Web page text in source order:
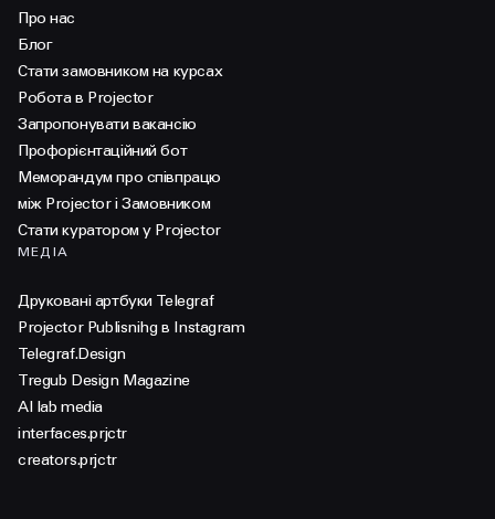
Про нас
Блог
Стати замовником на курсах
Робота в Projector
Запропонувати вакансію
Профорієнтаційний бот
Меморандум про співпрацю
між Projector і Замовником
Стати куратором у Projector
МЕДІА
Друковані артбуки Telegraf
Projector Publisnihg в Instagram
Telegraf.Design
Tregub Design Magazine
AI lab media
interfaces.prjctr
creators.prjctr